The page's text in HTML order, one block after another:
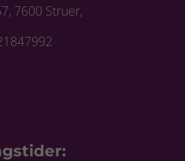
7600 Struer,